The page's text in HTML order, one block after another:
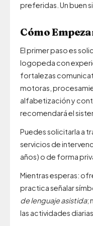
preferidas. Un buen
Cómo
El primer paso es
logopeda con
fortalezas
motoras,
alfabetización y
recomendará el
Puedes solicitarla a
servicios de
años) o de forma
Mientras esperas:
practica señalar
de lenguaje asistida;
las actividades